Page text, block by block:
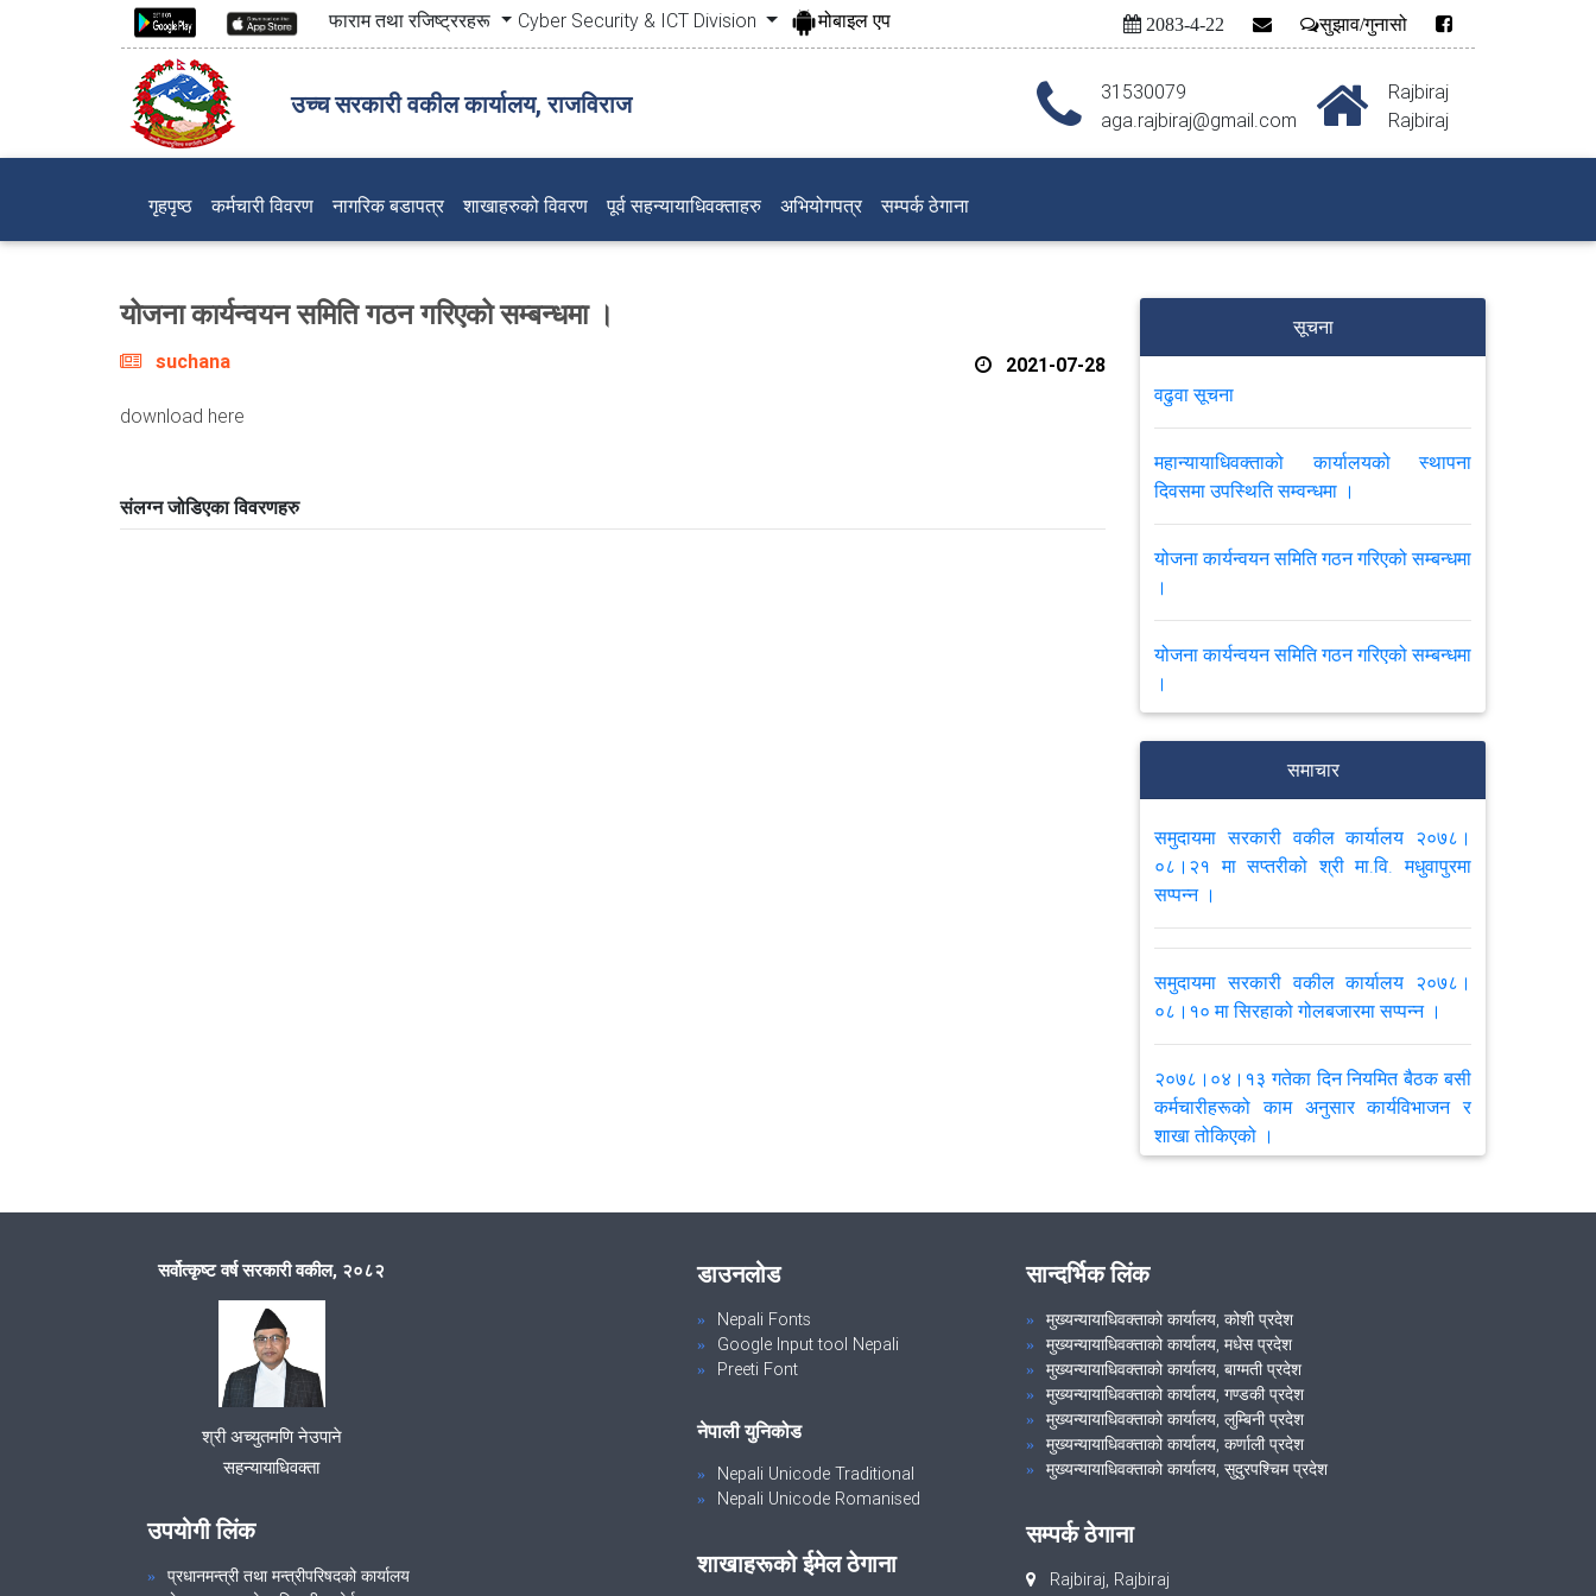
फाराम तथा रजिष्ट्ररहरू Cyber Security & ICT Division मोबाइल एप 2083-4-22 सुझाव/गुनासो
उच्च सरकारी वकील कार्यालय, राजविराज
31530079
aga.rajbiraj@gmail.com
Rajbiraj
Rajbiraj
गृहपृष्ठ(current)
कर्मचारी विवरण नागरिक बडापत्र शाखाहरुको विवरण पूर्व सहन्यायाधिवक्ताहरु अभियोगपत्र सम्पर्क ठेगाना
योजना कार्यन्वयन समिति गठन गरिएको सम्बन्धमा ।
suchana 2021-07-28
download here
संलग्न जोडिएका विवरणहरु
सूचना
वढुवा सूचना
महान्यायाधिवक्ताको कार्यालयको स्थापना
दिवसमा उपस्थिति सम्वन्धमा ।
योजना कार्यन्वयन समिति गठन गरिएको सम्बन्धमा
।
योजना कार्यन्वयन समिति गठन गरिएको सम्बन्धमा
।
जिल्ला सरकारी वकील कार्यालय सप्तरी र
सिराहले यस कार्यालयमा पठाउने ।
VIEW ALL
समाचार
समुदायमा सरकारी वकील कार्यालय २०७८।
०८।२१ मा सप्तरीको श्री मा.वि. मधुवापुरमा
सप्पन्न ।
समुदायमा सरकारी वकील कार्यालय २०७८।
०८।१० मा सिरहाको गोलबजारमा सप्पन्न ।
२०७८।०४।१३ गतेका दिन नियमित बैठक बसी
कर्मचारीहरूको काम अनुसार कार्यविभाजन र
शाखा तोकिएको ।
सरकारी वकील बिच अन्तर सम्वाद कार्यक्रम
सम्पन्न
VIEW ALL
सर्वोत्कृष्ट वर्ष सरकारी वकील, २०८२
श्री अच्युतमणि नेउपाने
सहन्यायाधिवक्ता
उपयोगी लिंक
प्रधानमन्त्री तथा मन्त्रीपरिषदको कार्यालय
डाउनलोड
Nepali Fonts
Google Input tool Nepali
Preeti Font
नेपाली युनिकोड
Nepali Unicode Traditional
Nepali Unicode Romanised
शाखाहरूको ईमेल ठेगाना
सान्दर्भिक लिंक
मुख्यन्यायाधिवक्ताको कार्यालय, कोशी प्रदेश
मुख्यन्यायाधिवक्ताको कार्यालय, मधेस प्रदेश
मुख्यन्यायाधिवक्ताको कार्यालय, बाग्मती प्रदेश
मुख्यन्यायाधिवक्ताको कार्यालय, गण्डकी प्रदेश
मुख्यन्यायाधिवक्ताको कार्यालय, लुम्बिनी प्रदेश
मुख्यन्यायाधिवक्ताको कार्यालय, कर्णाली प्रदेश
मुख्यन्यायाधिवक्ताको कार्यालय, सुदुरपश्चिम प्रदेश
सम्पर्क ठेगाना
Rajbiraj, Rajbiraj